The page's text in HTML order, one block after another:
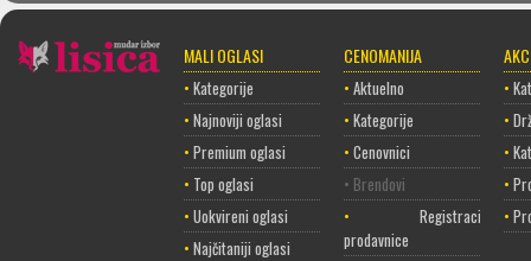
MALI OGLASI
• Kategorije
• Najnoviji oglasi
• Premium oglasi
• Top oglasi
• Uokvireni oglasi
• Najčitaniji oglasi
CENOMANIJA
• Aktuelno
• Kategorije
• Cenovnici
• Brendovi
• Registracija
prodavnice
•
•
•
•
•